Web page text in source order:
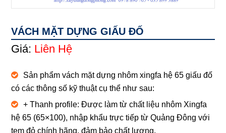
VÁCH MẶT DỰNG GIẤU ĐỐ
Giá: Liên Hệ
Sản phẩm vách mặt dựng nhôm xingfa hệ 65 giấu đố
có các thông số kỹ thuật cụ thể như sau:
+ Thanh profile: Được làm từ chất liệu nhôm Xingfa
hệ 65 (65×100), nhập khẩu trực tiếp từ Quảng Đông với
tem đỏ chính hãng, đảm bảo chất lượng.